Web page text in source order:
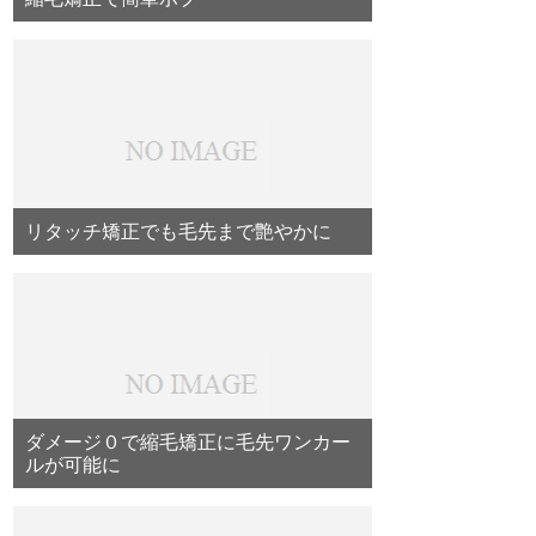
リタッチ矯正でも毛先まで艶やかに
ダメージ０で縮毛矯正に毛先ワンカー
ルが可能に